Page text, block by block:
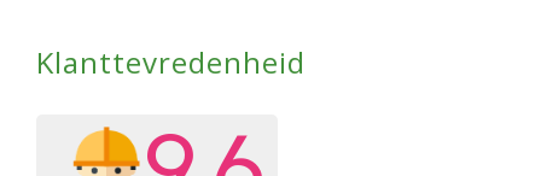
Klanttevredenheid